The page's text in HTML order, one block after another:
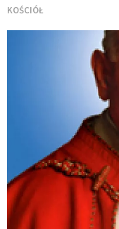
KOŚCIÓŁ